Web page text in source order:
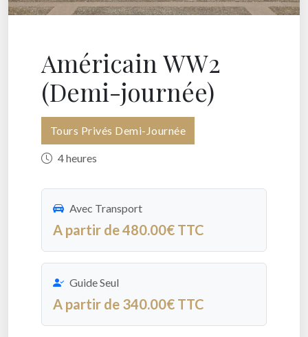
Américain WW2
(Demi-journée)
Tours Privés Demi-Journée
4 heures
Avec Transport
A partir de 480.00€ TTC
Guide Seul
A partir de 340.00€ TTC